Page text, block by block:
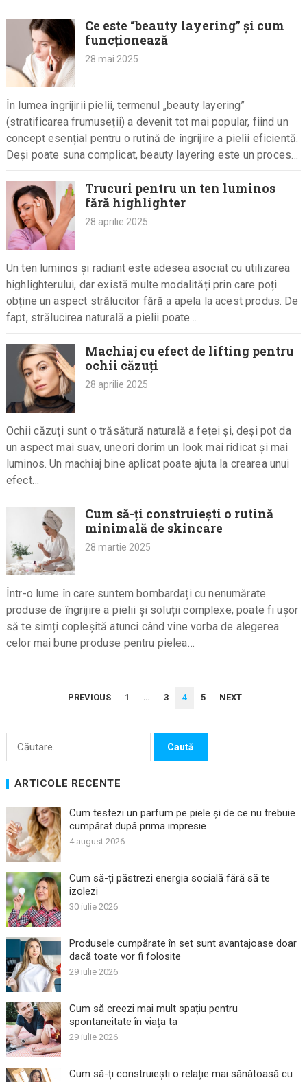
Ce este “beauty layering” și cum
funcționează
28 mai 2025
În lumea îngrijirii pielii, termenul „beauty layering”
(stratificarea frumuseții) a devenit tot mai popular, fiind un
concept esențial pentru o rutină de îngrijire a pielii eficientă.
Deși poate suna complicat, beauty layering este un proces…
Trucuri pentru un ten luminos
fără highlighter
28 aprilie 2025
Un ten luminos și radiant este adesea asociat cu utilizarea
highlighterului, dar există multe modalități prin care poți
obține un aspect strălucitor fără a apela la acest produs. De
fapt, strălucirea naturală a pielii poate…
Machiaj cu efect de lifting pentru
ochii căzuți
28 aprilie 2025
Ochii căzuți sunt o trăsătură naturală a feței și, deși pot da
un aspect mai suav, uneori dorim un look mai ridicat și mai
luminos. Un machiaj bine aplicat poate ajuta la crearea unui
efect…
Cum să-ți construiești o rutină
minimală de skincare
28 martie 2025
Într-o lume în care suntem bombardați cu nenumărate
produse de îngrijire a pielii și soluții complexe, poate fi ușor
să te simți copleșită atunci când vine vorba de alegerea
celor mai bune produse pentru pielea…
PREVIOUS 1 … 3 4 5 NEXT
Caută
ARTICOLE RECENTE
Cum testezi un parfum pe piele și de ce nu trebuie
cumpărat după prima impresie
4 august 2026
Cum să-ți păstrezi energia socială fără să te
izolezi
30 iulie 2026
Produsele cumpărate în set sunt avantajoase doar
dacă toate vor fi folosite
29 iulie 2026
Cum să creezi mai mult spațiu pentru
spontaneitate în viața ta
29 iulie 2026
Cum să-ți construiești o relație mai sănătoasă cu